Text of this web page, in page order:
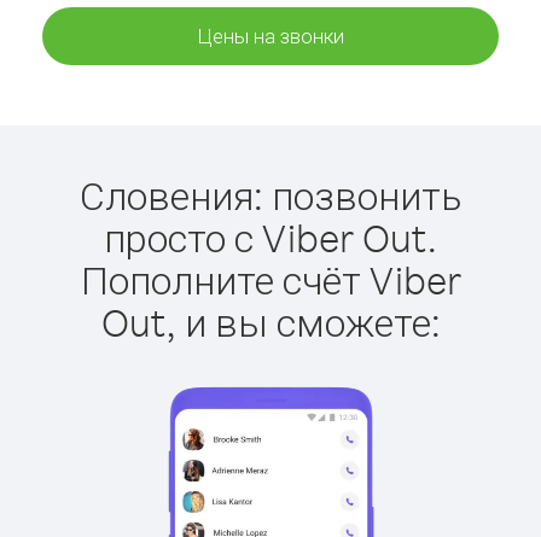
Цены на звонки
Словения: позвонить
просто с Viber Out.
Пополните счёт Viber
Out, и вы сможете: